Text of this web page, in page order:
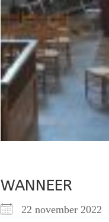
WANNEER
22 november 2022